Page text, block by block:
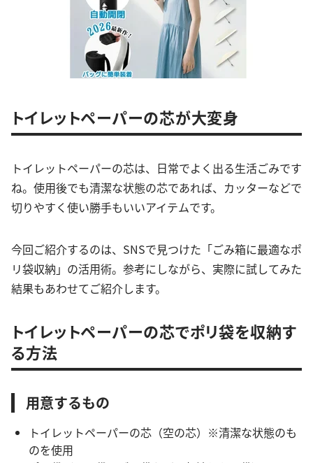
トイレットペーパーの芯が大変身
トイレットペーパーの芯は、日常でよく出る生活ごみです
ね。使用後でも清潔な状態の芯であれば、カッターなどで
切りやすく使い勝手もいいアイテムです。
今回ご紹介するのは、SNSで見つけた「ごみ箱に最適なポ
リ袋収納」の活用術。参考にしながら、実際に試してみた
結果もあわせてご紹介します。
トイレットペーパーの芯でポリ袋を収納す
る方法
用意するもの
トイレットペーパーの芯（空の芯）※清潔な状態のも
のを使用